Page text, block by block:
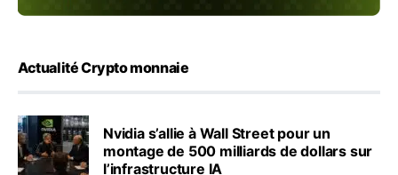
Actualité Crypto monnaie
Nvidia s’allie à Wall Street pour un
montage de 500 milliards de dollars sur
l’infrastructure IA